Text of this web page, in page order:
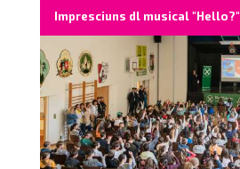
Impresciuns dl musical "Hello?"